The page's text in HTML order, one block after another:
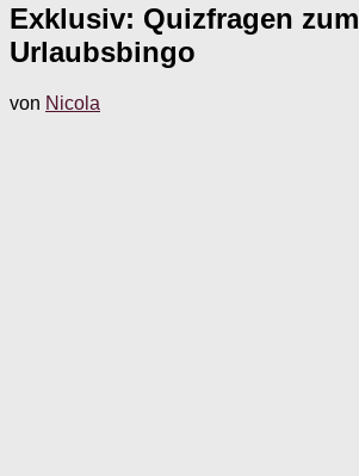
Exklusiv: Quizfragen zum
Urlaubsbingo
von Nicola